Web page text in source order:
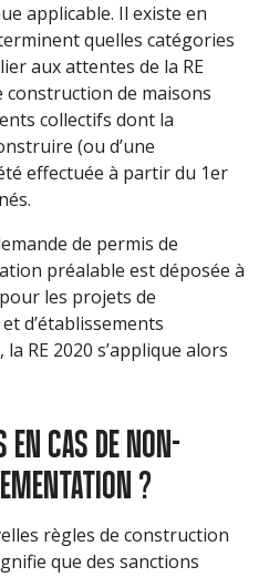
applicable. Il existe en
quelles catégories
aux attentes de la RE
construction de maisons
collectifs dont la
(ou d’une
effectuée à partir du 1er
de permis de
préalable est déposée à
les projets de
d’établissements
RE 2020 s’applique alors
EN CAS DE NON-
?
règles de construction
que des sanctions